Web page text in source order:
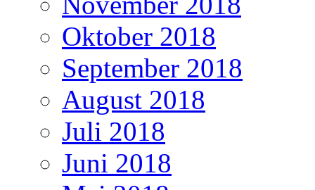
Oktober 2018
September 2018
August 2018
Juli 2018
Juni 2018